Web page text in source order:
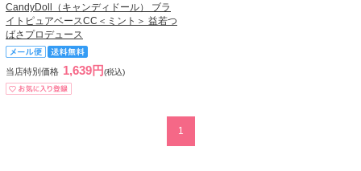
CandyDoll（キャンディドール） ブラ
イトピュアベースCC＜ミント＞ 益若つ
ばさプロデュース
当店特別価格 1,639円(税込)
1